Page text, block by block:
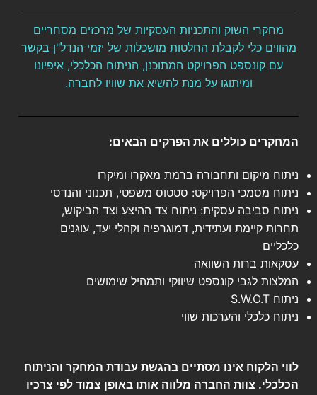
מחקרי השוק והתכניות העסקיות של מרכזים מסחריים
מהווים כלי לקבלת החלטות מושכלות של יזמי הנדל"ן בקשר
עם קונספט הפרויקט המתוכנן, הניתוח הכלכלי, איפיונו
ומיתוגו על מנת להשיא את שוויו לחברה.
המחקרים כוללים את הפרקים הבאים:
ניתוח מיקום ותחבורה ברמת מאקרו ומיקרו
ניתוח מסמכי הפרויקט: סטטוס משפטי, תכנוני והנדסי
ניתוח סביבה עסקית: ניתוח צד ההיצע וצד הביקוש,
תחרות קיימת ועתידית, דמוגרפיה וקהלי יעד, עוגנים
כלכליים
עסקאות ברות השוואה
המלצות לגבי קונספט שיווקי ותמהיל שימושים
ניתוח S.W.O.T
ניתוח כלכלי והערכות שווי
לווי הלקוח אינו מסתיים בהגשת עבודת המחקר והניתוח
הכלכלי. צוות החברה מלווה אותו באופן צמוד לפי צרכיו